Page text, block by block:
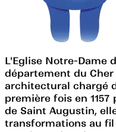
L'Eglise Notre-Dame
département du
architectural chargé
première fois en
de Saint Augustin,
transformations au